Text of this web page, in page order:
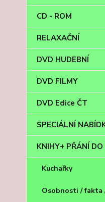
CD - ROM
RELAXAČNÍ
DVD HUDEBNÍ
DVD FILMY
DVD Edice ČT
SPECIÁLNÍ
KNIHY+ PŘÁNÍ
Kuchařky
Osobnosti /